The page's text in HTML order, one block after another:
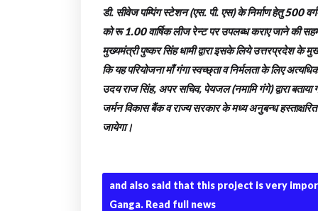
डी. सीवेज पम्पिंग स्टेशन (एस. पी. एस) के निर्माण हेतु 500
को रू 1.00 वार्षिक लीज रेन्ट पर उपलब्ध कराए जाने की
मुख्यमंत्री पुष्कर सिंह धामी द्वारा इसके लिये उत्तरप्रदेश के
कि यह परियोजना माँ गंगा स्वच्छ्ता व निर्मलता के लिए
उदय राज सिंह, अपर सचिव, पेयजल (नमामि गंगे) द्वारा
जर्मन विकास बैंक व राज्य सरकार के मध्य अनुबन्ध
जायेगा।
and also said that this project is very
Ganga. Read full news